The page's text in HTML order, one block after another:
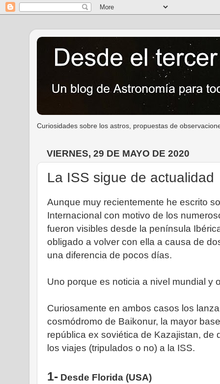
Curiosidades sobre los astros, propuestas de
VIERNES, 29 DE MAYO DE 2020
La ISS sigue de actualidad
Aunque muy recientemente he escrito
Internacional con motivo de los
fueron visibles desde la península
obligado a volver con ella a causa de
una diferencia de pocos días.
Uno porque es noticia a nivel mundial y
Curiosamente en ambos casos los
cosmódromo de Baikonur, la mayor
república ex soviética de Kazajistan,
los viajes (tripulados o no) a la ISS.
1- Desde Florida (USA)